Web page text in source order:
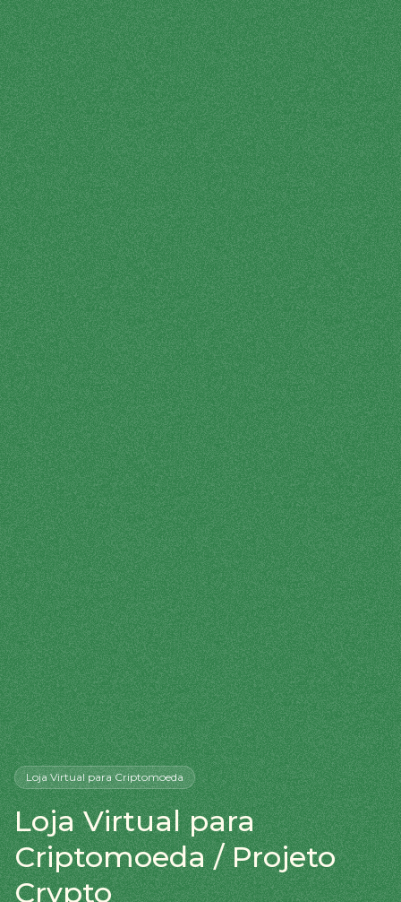
Loja Virtualpara Criptomoeda
Loja Virtual para
Criptomoeda / Projeto
Crypto